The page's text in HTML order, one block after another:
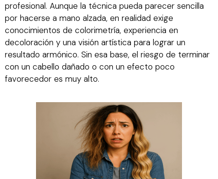
profesional. Aunque la técnica pueda parecer sencilla
por hacerse a mano alzada, en realidad exige
conocimientos de colorimetría, experiencia en
decoloración y una visión artística para lograr un
resultado armónico. Sin esa base, el riesgo de terminar
con un cabello dañado o con un efecto poco
favorecedor es muy alto.